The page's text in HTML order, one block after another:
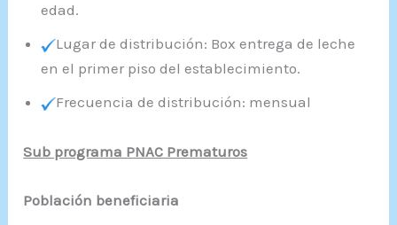
edad.
Lugar de distribución: Box entrega de leche
en el primer piso del establecimiento.
Frecuencia de distribución: mensual
Sub programa PNAC Prematuros
Población beneficiaria